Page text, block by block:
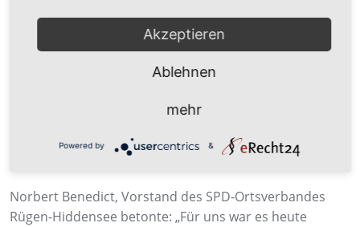
Für eine Trendwende müssten allerdings die Abfahrten
in Schweden und Sassnitz erhöht werden. Im ersten
Schritt müsste die Attraktivität der Fährlinie für den
Rügen-Tourismus gesteigert werden, um beispielsweise
Südschweden nach Rügen zu bringen. Als eine Option
Norbert Benedict, Vorstand des SPD-Ortsverbandes
Rügen-Hiddensee betonte: „Für uns war es heute
Akzeptieren
Ablehnen
mehr
Powered by &